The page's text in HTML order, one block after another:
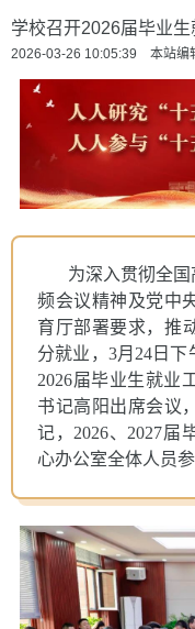
学校召开2026届毕业
2026-03-26 10:05:39 本站
为深入贯彻全
频会议精神及党中
育厅部署要求，推
分就业，3月24日
2026届毕业生就业
书记高阳出席会议
记，2026、2027届
心办公室全体人员